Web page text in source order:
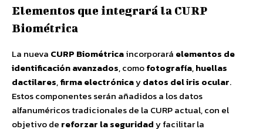
Elementos que integrará la CURP
Biométrica
La nueva CURP Biométricaincorporará elementos de
identificación avanzados, comofotografía,huellas
dactilares,firma electrónicaydatos del iris ocular.
Estos componentes serán añadidos a los datos
alfanuméricos tradicionales de la CURP actual, con el
objetivo de reforzar la seguridady facilitar la